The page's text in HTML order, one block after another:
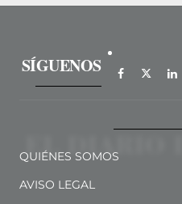
SÍGUENOS
QUIÉNES SOMOS
AVISO LEGAL